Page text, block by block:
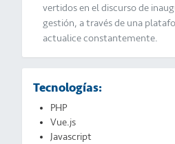
vertidos en el discurso de
gestión, a través de una
actualice constantemente.
Tecnologías:
PHP
Vue.js
Javascript